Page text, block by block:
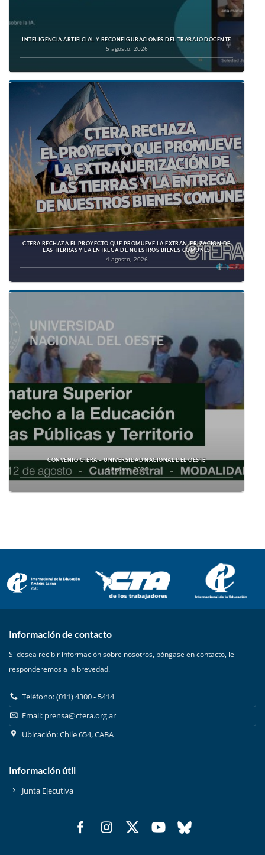
INTELIGENCIA ARTIFICIAL Y RECONFIGURACIONES DEL TRABAJO DOCENTE
5 agosto, 2026
CTERA RECHAZA EL PROYECTO QUE PROMUEVE LA EXTRANJERIZACIÓN DE
LAS TIERRAS Y LA ENTREGA DE NUESTROS BIENES COMUNES
4 agosto, 2026
CONVENIO CTERA – UNIVERSIDAD NACIONAL DEL OESTE
4 agosto, 2026
Información de contacto
Si desea recibir información sobre nosotros, póngase en contacto, le
responderemos a la brevedad.
Teléfono: (011) 4300 - 5414
Email: prensa@ctera.org.ar
Ubicación: Chile 654, CABA
Información útil
Junta Ejecutiva